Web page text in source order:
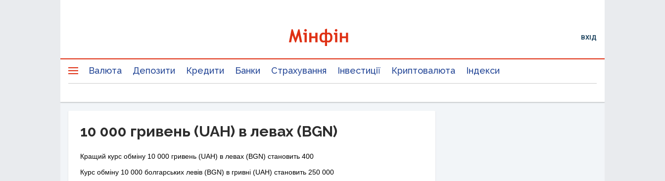
ВХІД
Валюта Депозити Кредити Банки Страхування Інвестиції Криптовалюта Індекси
10 000 гривень (UAH) в левах (BGN)
Кращий курс обміну 10 000 гривень (UAH) в левах (BGN) становить 400
Курс обміну 10 000 болгарських левів (BGN) в гривні (UAH) становить 250 000